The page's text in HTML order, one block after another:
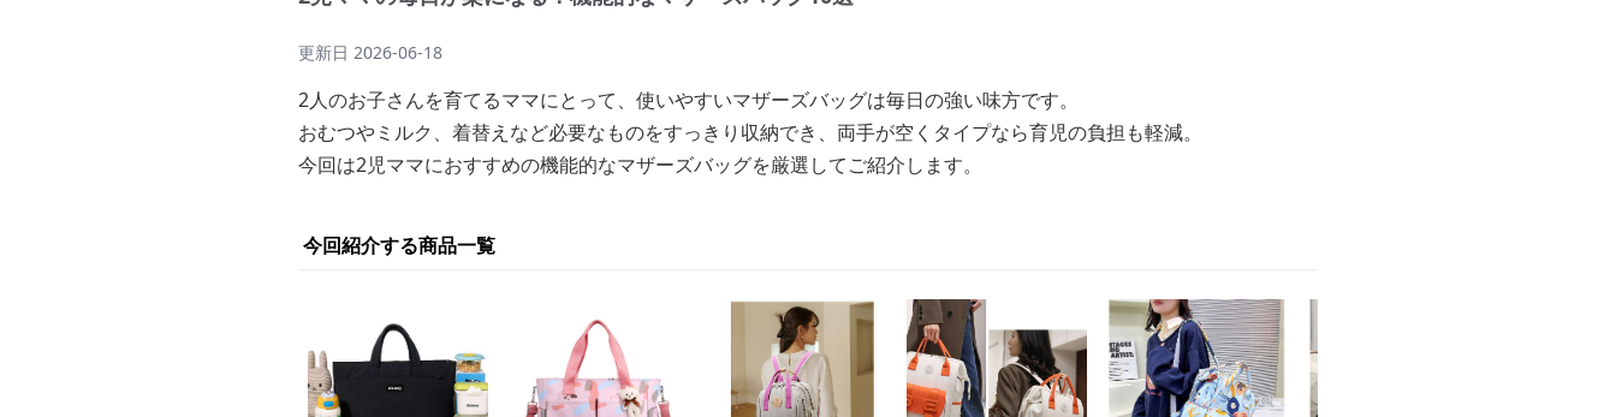
更新日 2026-06-18
2人のお子さんを育てるママにとって、使いやすいマザーズバッグは毎日の強い味方です。
おむつやミルク、着替えなど必要なものをすっきり収納でき、両手が空くタイプなら育児の負担も軽減。
今回は2児ママにおすすめの機能的なマザーズバッグを厳選してご紹介します。
今回紹介する商品一覧